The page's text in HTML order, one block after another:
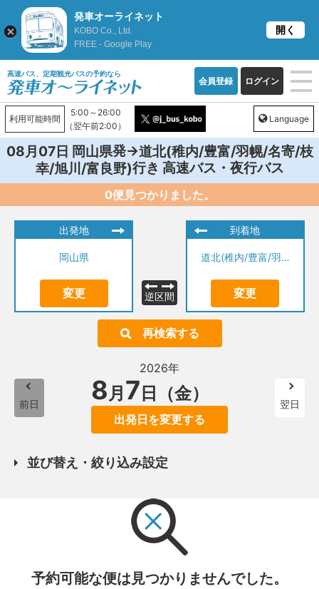
高速バス、定期観光バスの予約なら
会員登録 ログイン
利用可能時間
5:00～26:00
（翌午前2:00）
Language
08月07日 岡山県発→道北(稚内/豊富/羽幌/名寄/枝
幸/旭川/富良野)行き 高速バス・夜行バス
0便見つかりました。
出発地
岡山県
変更 逆区間
到着地
道北(稚内/豊富/羽幌/名寄/枝幸/旭川/富良野)
変更
再検索する
前日
2026年
8月 7 日（金）
出発日を変更する
翌日
並び替え・絞り込み設定
予約可能な便は見つかりませんでした。
発車オーライネット
KOBO Co., Ltd.
FREE - Google Play
開く